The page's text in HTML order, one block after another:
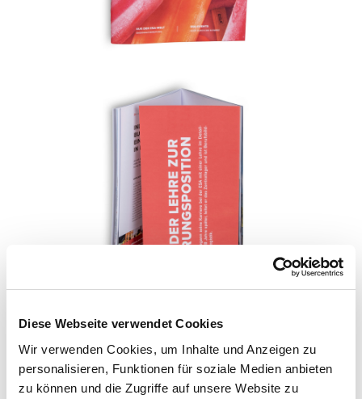
Diese Webseite verwendet Cookies
Wir verwenden Cookies, um Inhalte und Anzeigen zu
personalisieren, Funktionen für soziale Medien anbieten
zu können und die Zugriffe auf unsere Website zu